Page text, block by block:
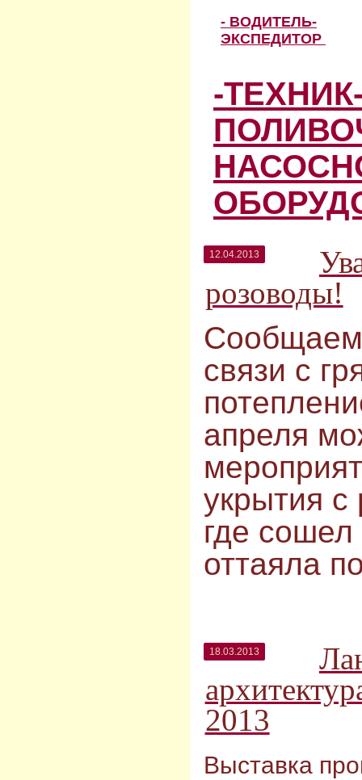
- ВОДИТЕЛЬ-
ЭКСПЕДИТОР
-
12.04.2013
розоводы!
связи с
апреля
укрытия с
где сошел
оттаяла
18.03.2013
2013
Выставка